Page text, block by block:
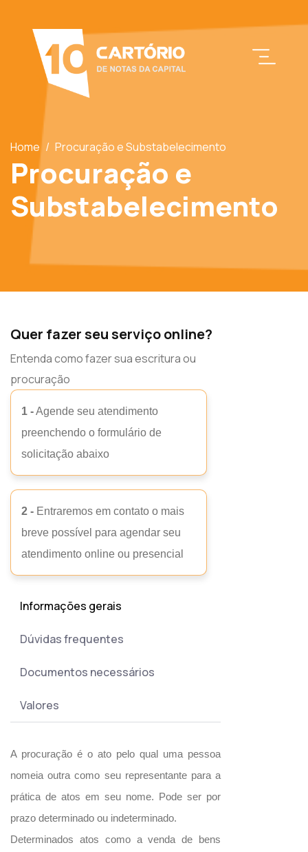
Home / Procuração e Substabelecimento
Procuração e
Substabelecimento
Quer fazer seu serviço online?
Entenda como fazer sua escritura ou
procuração
1 -Agende seu atendimento
preenchendo o formulário de
solicitação abaixo
2 - Entraremos em contato o mais
breve possível para agendar seu
atendimento online ou presencial
Informações gerais
Dúvidas frequentes
Documentos necessários
Valores
A procuração é o ato pelo qual uma pessoa
nomeia outra como seu representante para a
prática de atos em seu nome. Pode ser por
prazo determinado ou indeterminado.
Determinados atos como a venda de bens